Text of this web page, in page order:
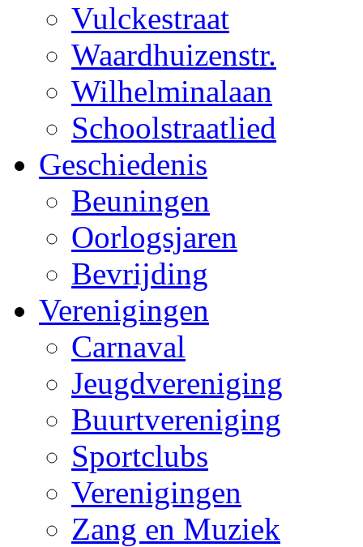
Vulckestraat
Waardhuizenstr.
Wilhelminalaan
Schoolstraatlied
Geschiedenis
Beuningen
Oorlogsjaren
Bevrijding
Verenigingen
Carnaval
Jeugdvereniging
Buurtvereniging
Sportclubs
Verenigingen
Zang en Muziek